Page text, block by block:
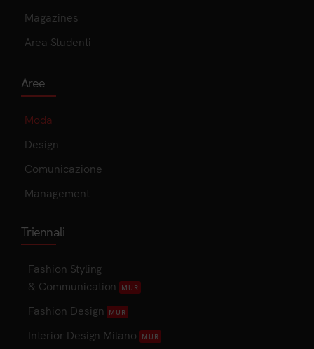
Magazines
Area Studenti
Aree
Moda
Design
Comunicazione
Management
Triennali
Fashion Styling
& Communication MUR
Fashion Design MUR
Interior Design Milano MUR